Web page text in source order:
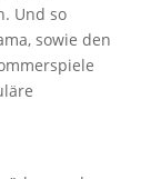
Und so
sowie den